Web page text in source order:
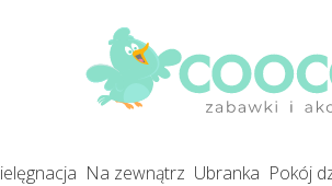
pielęgnacja na zewnątrz ubranka pokój